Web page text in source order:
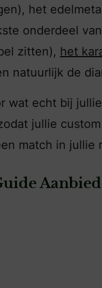
het
onderdeel
zitten), het
natuurlijk de
echt bij
jullie
match in